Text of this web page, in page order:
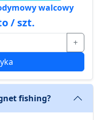
walcowy
/ szt.
+
fishing?